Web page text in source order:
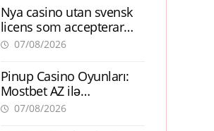
ເຕີບໂຕ
Nya casino utan svensk
licens som accepterar
Swish: En jämförelse
07/08/2026
Pinup Casino Oyunları:
Mostbet AZ ilə
Müqayisədə Nə Təqdim
07/08/2026